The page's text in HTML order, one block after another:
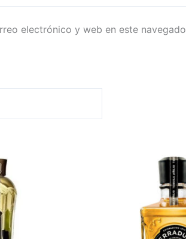
electrónico y web en este